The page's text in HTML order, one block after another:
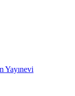
Yayınevi